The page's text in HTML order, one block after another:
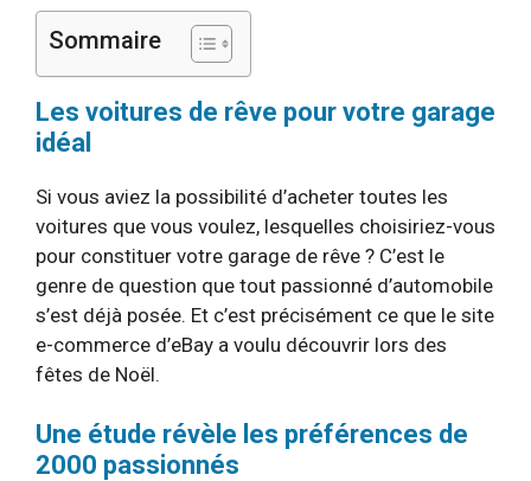
Sommaire
Les voitures de rêve pour votre garage
idéal
Si vous aviez la possibilité d’acheter toutes les
voitures que vous voulez, lesquelles choisiriez-vous
pour constituer votre garage de rêve ? C’est le
genre de question que tout passionné d’automobile
s’est déjà posée. Et c’est précisément ce que le site
e-commerce d’eBay a voulu découvrir lors des
fêtes de Noël.
Une étude révèle les préférences de
2000 passionnés